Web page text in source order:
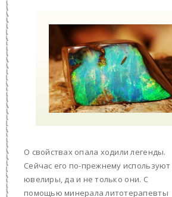
О свойствах опала ходили легенды.
Сейчас его по-прежнему используют
ювелиры, да и не только они. С
помощью минерала литотерапевты